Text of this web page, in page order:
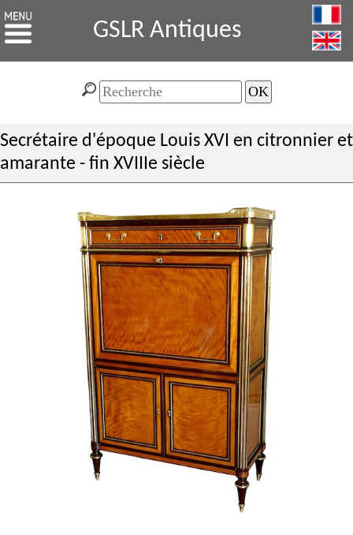
GSLR Antiques
Secrétaire d'époque Louis XVI en citronnier et
amarante - fin XVIIIe siècle